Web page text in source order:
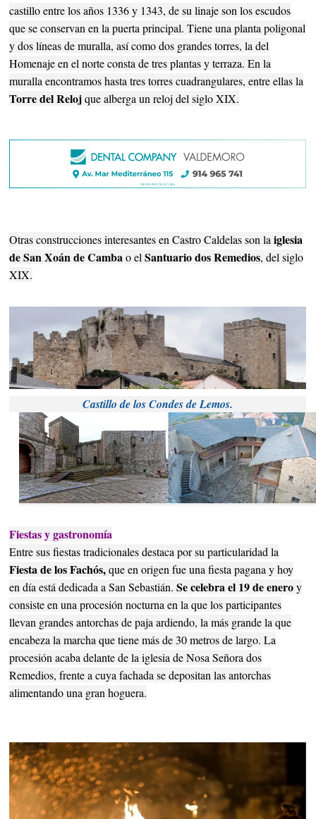
castillo entre los años 1336 y 1343, de su linaje son los escudos
que se conservan en la puerta principal. Tiene una planta poligonal
y dos líneas de muralla, así como dos grandes torres, la del
Homenaje en el norte consta de tres plantas y terraza. En la
muralla encontramos hasta tres torres cuadrangulares, entre ellas la
Torre del Relojque alberga un reloj del siglo XIX.
Otras construcciones interesantes en Castro Caldelas son laiglesia
de San Xoán de Cambao elSantuario dos Remedios, del siglo
XIX.
Castillo de los Condes de Lemos.
Fiestas y gastronomía
Entre sus fiestas tradicionales destaca por su particularidad la
Fiesta de los Fachós,que en origen fue una fiesta pagana y hoy
en día está dedicada a San Sebastián.Se celebra el 19 de eneroy
consiste en una procesión nocturna en la que los participantes
llevan grandes antorchas de paja ardiendo, la más grande la que
encabeza la marcha que tiene más de 30 metros de largo. La
procesión acaba delante de la iglesia de Nosa Señora dos
Remedios, frente a cuya fachada se depositan las antorchas
alimentando una gran hoguera.